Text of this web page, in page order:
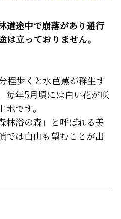
道途中で崩落があり通行
は立っておりません。
程歩くと水芭蕉が群生す
毎年5月頃には白い花が咲
です。
林浴の森」と呼ばれる美
では白山も望むことが出